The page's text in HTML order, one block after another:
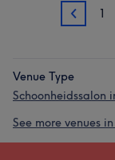
3 1
Venue Type
Schoonheidssalon
See more venues